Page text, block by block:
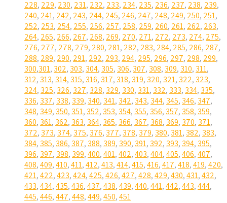
228, 229, 230, 231, 232, 233, 234, 235, 236, 237, 238, 239,
240, 241, 242, 243, 244, 245, 246, 247, 248, 249, 250, 251,
252, 253, 254, 255, 256, 257, 258, 259, 260, 261, 262, 263,
264, 265, 266, 267, 268, 269, 270, 271, 272, 273, 274, 275,
276, 277, 278, 279, 280, 281, 282, 283, 284, 285, 286, 287,
288, 289, 290, 291, 292, 293, 294, 295, 296, 297, 298, 299,
300,301, 302, 303, 304, 305, 306, 307, 308, 309, 310, 311,
312, 313, 314, 315, 316, 317, 318, 319, 320, 321, 322, 323,
324, 325, 326, 327, 328, 329, 330, 331, 332, 333, 334, 335,
336, 337, 338, 339, 340, 341, 342, 343, 344, 345, 346, 347,
348, 349, 350, 351, 352, 353, 354, 355, 356, 357, 358, 359,
360, 361, 362, 363, 364, 365, 366, 367, 368, 369, 370, 371,
372, 373, 374, 375, 376, 377, 378, 379, 380, 381, 382, 383,
384, 385, 386, 387, 388, 389, 390, 391, 392, 393, 394, 395,
396, 397, 398, 399,400,401,402,403,404,405,406,407,
408,409,410,411,412,413,414,415,416,417,418,419,420,
421,422,423,424,425,426,427,428,429,430,431,432,
433,434,435,436,437,438,439,440,441,442,443,444,
445,446,447,448,449,450,451